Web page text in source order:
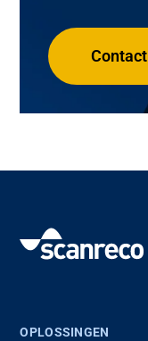
Contact
OPLOSSINGEN